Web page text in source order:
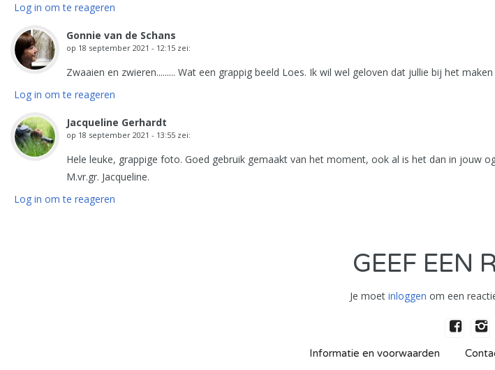
Log in om te reageren
Gonnie van de Schans
op 18 september 2021 - 12:15 zei:
Zwaaien en zwieren......... Wat een grappig beeld Loes. Ik wil wel geloven dat jullie bij het
Log in om te reageren
Jacqueline Gerhardt
op 18 september 2021 - 13:55 zei:
Hele leuke, grappige foto. Goed gebruik gemaakt van het moment, ook al is het dan in jouw
M.vr.gr. Jacqueline.
Log in om te reageren
GEEF EEN
Je moet inloggen om een
Informatie en voorwaarden